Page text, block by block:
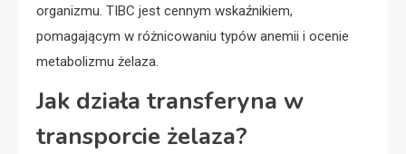
organizmu. TIBC jest cennym wskaźnikiem,
pomagającym w różnicowaniu typów anemii i ocenie
metabolizmu żelaza.
Jak działa transferyna w
transporcie żelaza?